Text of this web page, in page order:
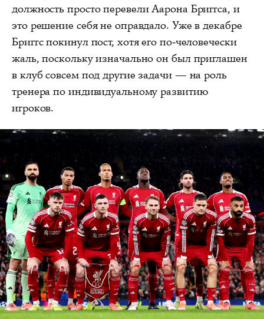
должность просто перевели Аарона Бриггса, и
это решение себя не оправдало. Уже в декабре
Бриггс покинул пост, хотя его по-человечески
жаль, поскольку изначально он был приглашен
в клуб совсем под другие задачи — на роль
тренера по индивидуальному развитию
игроков.